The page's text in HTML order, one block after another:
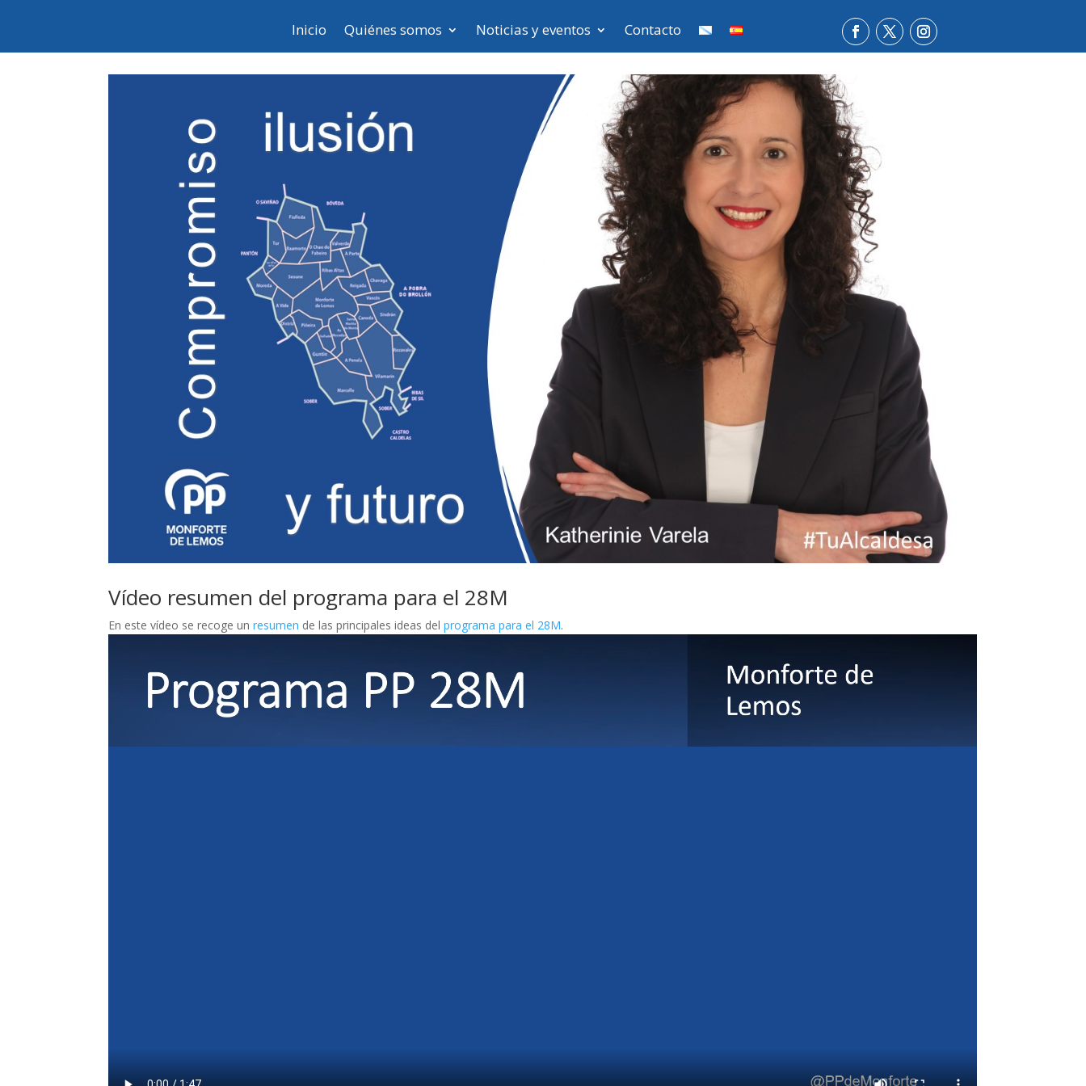
Inicio Quiénes somos Noticias y eventos Contacto
Vídeo resumen del programa para el 28M
En este vídeo se recoge unresumen de las principales ideas delprograma para el 28M.